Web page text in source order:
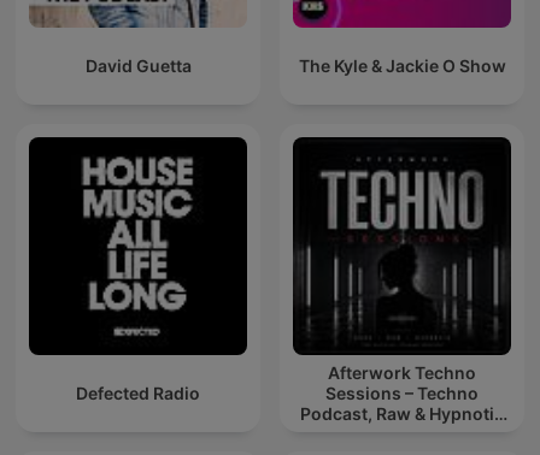
David Guetta The Kyle & Jackie O Show
Defected Radio
Afterwork Techno
Sessions – Techno
Podcast, Raw & Hypnotic